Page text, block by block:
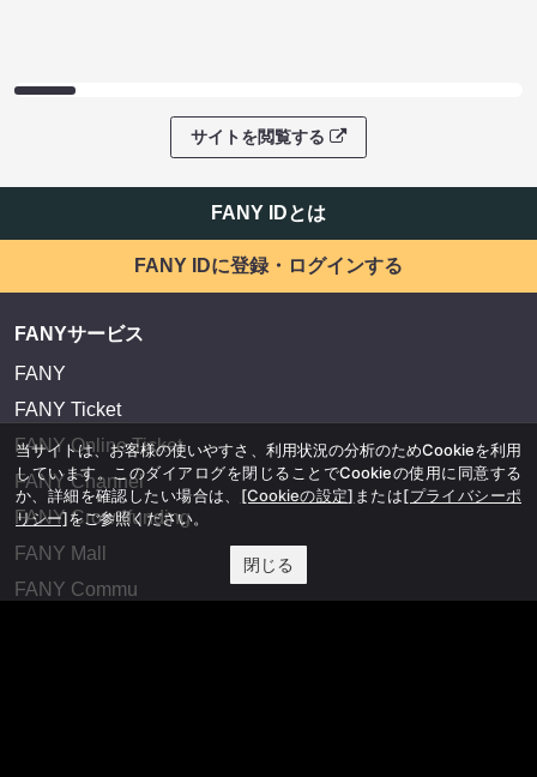
サイトを閲覧する
FANY IDとは
FANY IDに登録・ログインする
FANYサービス
FANY
FANY Ticket
FANY Online Ticket
FANY Channel
FANY Crowdfunding
FANY Mall
FANY Commu
当サイトは、お客様の使いやすさ、利用状況の分析のためCookieを利用
しています。このダイアログを閉じることでCookieの使用に同意する
か、詳細を確認したい場合は、 [Cookieの設定] または[プライバシーポ
リシー]をご参照ください。
閉じる